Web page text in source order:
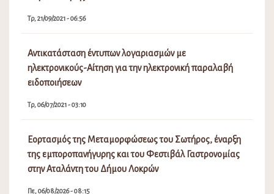
Τρ, 21/09/2021 - 06:56
Αντικατάσταση έντυπων λογαριασμών με
ηλεκτρονικούς-Αίτηση για την ηλεκτρονική παραλαβή
ειδοποιήσεων
Τρ, 06/07/2021 - 03:10
Εορτασμός της Μεταμορφώσεως του Σωτήρος, έναρξη
της εμποροπανήγυρης και του Φεστιβάλ Γαστρονομίας
στην Αταλάντη του Δήμου Λοκρών
Πε, 06/08/2026 - 08:15